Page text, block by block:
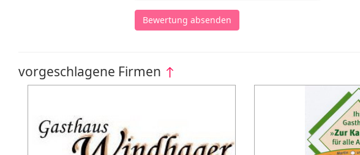
Bewertung absenden
vorgeschlagene Firmen ↑